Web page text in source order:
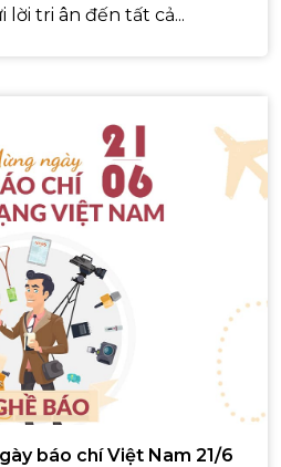
lời tri ân đến tất cả...
báo chí Việt Nam 21/6